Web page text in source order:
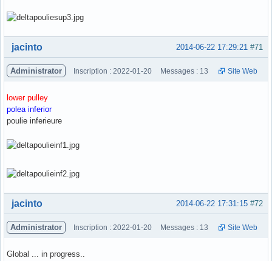
Hors ligne #71
2014-06-22 17:29:21
jacinto
Administrator Inscription : 2022-01-20 Messages : 13 Site Web
lower pulley
polea inferior
poulie inferieure
Hors ligne #72
2014-06-22 17:31:15
jacinto
Administrator Inscription : 2022-01-20 Messages : 13 Site Web
Global ... in progress..